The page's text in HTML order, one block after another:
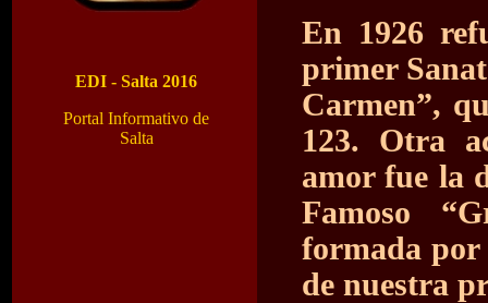
EDI - Salta 2016
Portal Informativo de
Salta
En 1926
primer
Carmen”,
123. Otra
amor fue la
Famoso
formada por
de nuestra